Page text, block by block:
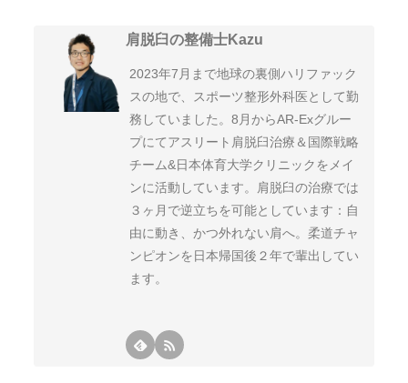
肩脱臼の整備士Kazu
2023年7月まで地球の裏側ハリファック
スの地で、スポーツ整形外科医として勤
務していました。8月からAR-Exグルー
プにてアスリート肩脱臼治療＆国際戦略
チーム&日本体育大学クリニックをメイ
ンに活動しています。肩脱臼の治療では
３ヶ月で逆立ちを可能としています：自
由に動き、かつ外れない肩へ。柔道チャ
ンピオンを日本帰国後２年で輩出してい
ます。